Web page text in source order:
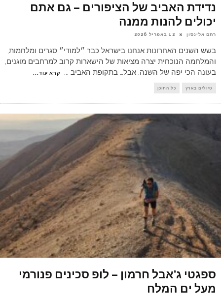
נדידת האביב של הציפורים – גם אתם
יכולים להנות ממנה
רתם אלינסון 12 באפריל 2026
בשש השנים האחרונות אנחנו בישראל כבר ״למודי״ סגרים ומלחמות,
והמלחמה הנוכחית יצרה מציאות של הישארות קרוב למרחבים מוגנים,
בעונה הכי יפה של השנה. אבל… בתקופת האביב ... קרא עוד...
טיולים בארץ כל התוכן
ספגטי ג’אבל חרמון – לופ סכינים פנורמי
מעל ים המלח